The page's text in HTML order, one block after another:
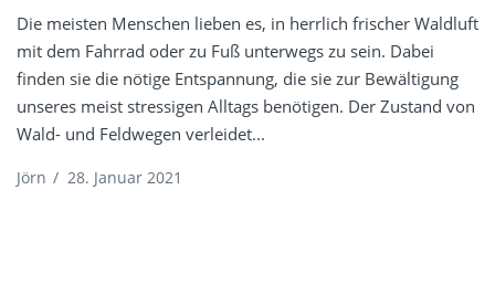
Die meisten Menschen lieben es, in herrlich frischer Waldluft
mit dem Fahrrad oder zu Fuß unterwegs zu sein. Dabei
finden sie die nötige Entspannung, die sie zur Bewältigung
unseres meist stressigen Alltags benötigen. Der Zustand von
Wald- und Feldwegen verleidet...
Jörn / 28. Januar 2021